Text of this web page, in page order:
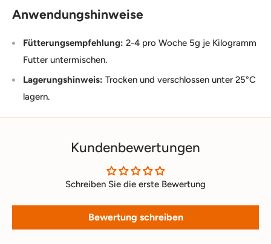
Anwendungshinweise
Fütterungsempfehlung: 2-4 pro Woche 5g je Kilogramm
Futter untermischen.
Lagerungshinweis: Trocken und verschlossen unter 25°C
lagern.
Kundenbewertungen
Schreiben Sie die erste Bewertung
Bewertung schreiben